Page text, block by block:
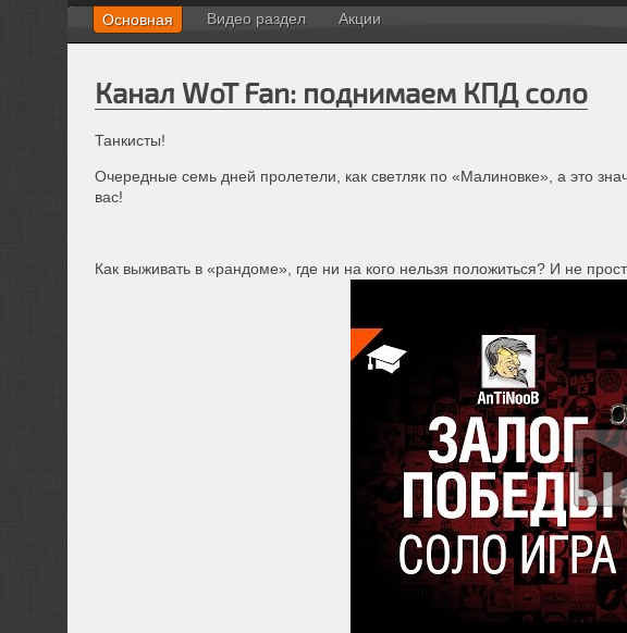
Основная Видео раздел Акции
Канал WoT Fan: поднимаем КПД соло
Танкисты!
Очередные семь дней пролетели, как светляк по «Малиновке», а это
вас!
Как выживать в «рандоме», где ни на кого нельзя положиться? И не